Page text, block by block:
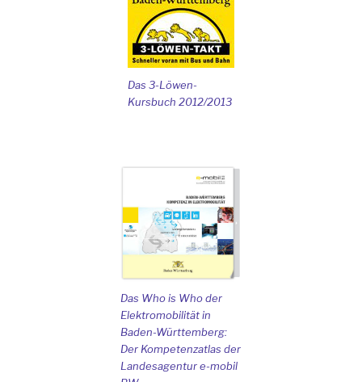
Das 3-Löwen-
Kursbuch 2012/2013
Das Who is Who der
Elektromobilität in
Baden-Württemberg:
Der Kompetenzatlas der
Landesagentur e-mobil